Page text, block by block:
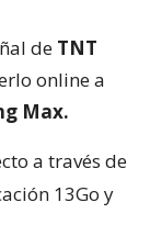
de TNT
online a
Max.
a través de
13Go y